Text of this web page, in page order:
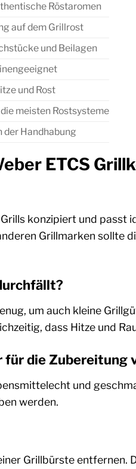
Röstaromen
auf dem Grillrost
und Beilagen
und Rost
meisten Rostsysteme
der Handhabung
ETCS
konzipiert und passt
Grillmarken sollte
um auch kleine
dass Hitze und
die Zubereitung
und
werden.
Grillbürste entfernen.